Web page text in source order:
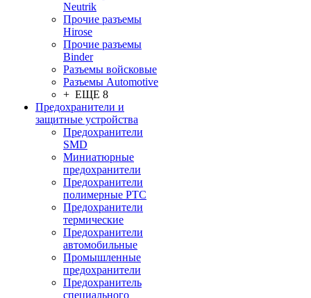
Neutrik
Прочие разъемы
Hirose
Прочие разъемы
Binder
Разъемы войсковые
Разъeмы Automotive
+ ЕЩЕ 8
Предохранители и
защитные устройства
Предохранители
SMD
Миниатюрные
предохранители
Предохранители
полимерные PTC
Предохранители
термические
Предохранители
автомобильные
Промышленные
предохранители
Предохранитель
специального